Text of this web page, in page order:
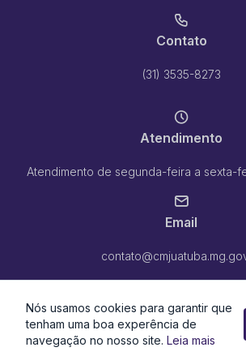
Contato
(31) 3535-8273
Atendimento
Atendimento de segunda-feira a sexta-
Email
Nós usamos cookies para garantir que
tenham uma boa experência de
navegação no nosso site. Leia mais